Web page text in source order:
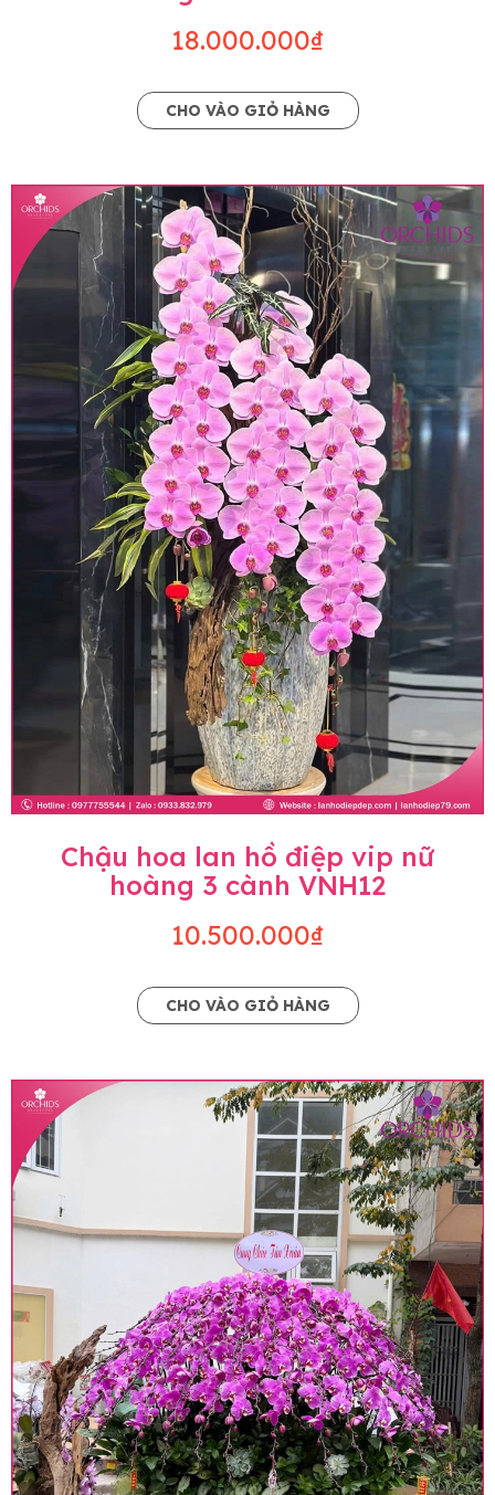
18.000.000₫
CHO VÀO GIỎ HÀNG
Chậu hoa lan hồ điệp vip nữ
hoàng 3 cành VNH12
10.500.000₫
CHO VÀO GIỎ HÀNG